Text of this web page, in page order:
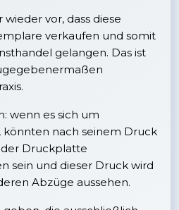
vor, dass diese
verkaufen und somit
gelangen. Das ist
wenn es sich um
nach seinem Druck
Druckplatte
sein und dieser Druck wird
Abzüge aussehen.